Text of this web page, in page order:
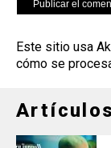
Este sitio usa
cómo se